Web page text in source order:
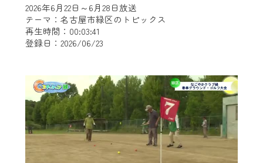
2026年6月22日～6月28日放送
テーマ：名古屋市緑区のトピックス
再生時間：00:03:41
登録日：2026/06/23